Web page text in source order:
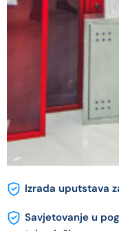
Izrada uputstava
Savjetovanje u